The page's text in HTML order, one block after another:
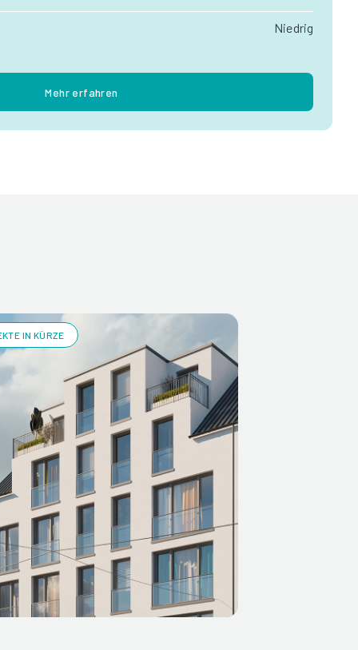
Niedrig
Mehr erfahren
IN KÜRZE